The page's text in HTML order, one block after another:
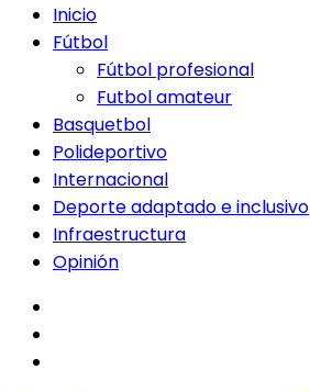
Inicio
Fútbol
Fútbol profesional
Futbol amateur
Basquetbol
Polideportivo
Internacional
Deporte adaptado e inclusivo
Infraestructura
Opinión